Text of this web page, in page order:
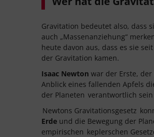
Gravitation bedeutet also, dass
auch „Massenanziehung“
heute davon aus, dass es sie
der Gravitation kamen.
Isaac Newton war der Erste, der
Anblick eines fallenden Apfels
der Planeten verantwortlich
Newtons Gravitationsgesetz
Erde und die Bewegung der
empirischen keplerschen